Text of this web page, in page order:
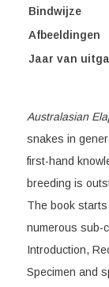
Bindwijze
Afbeeldingen
Jaar van
Australasian
snakes in
first-hand
breeding is
The book
numerous sub-
Introduction,
Specimen and